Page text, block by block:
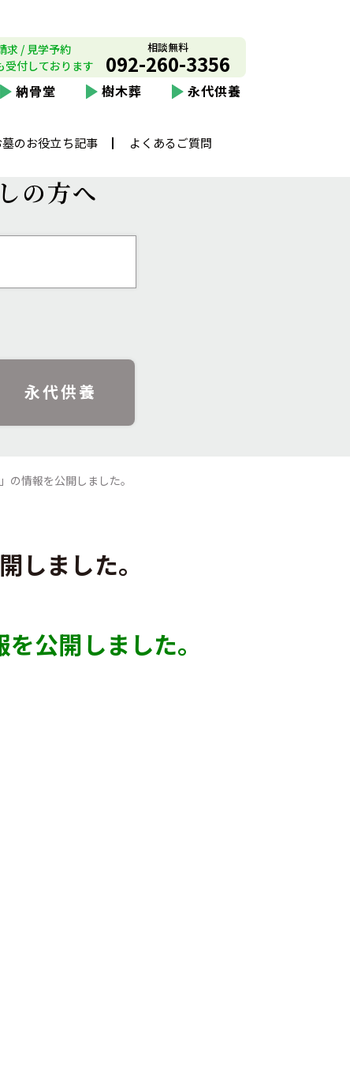
求 / 見学予約
受付しております
相談無料
092-260-3356
納骨堂 樹木葬 永代供養
墓のお役立ち記事 よくあるご質問
の方へ
永代供養
の情報を公開しました。
しました。
公開しました。